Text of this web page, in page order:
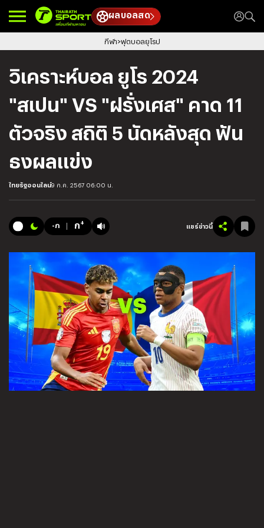
ผลบอลสด
กีฬา ฟุตบอลยุโรป
วิเคราะห์บอล ยูโร 2024
"สเปน" VS "ฝรั่งเศส" คาด 11
ตัวจริง สถิติ 5 นัดหลังสุด ฟัน
ธงผลแข่ง
ไทยรัฐออนไลน์9 ก.ค. 2567 06:00 น.
-ก ก+ แชร์ข่าวนี้